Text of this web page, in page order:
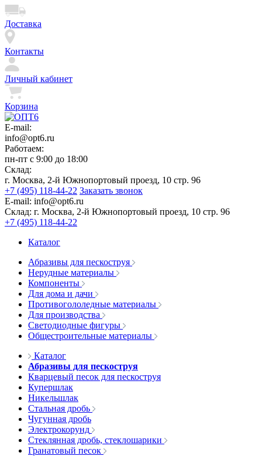
Доставка
Контакты
Личный кабинет
Корзина
E-mail:
info@opt6.ru
Работаем:
пн-пт с 9:00 до 18:00
Склад:
г. Москва, 2-й Южнопортовый проезд, 10 стр. 96
+7 (495) 118-44-22 Заказать звонок
E-mail: info@opt6.ru
Склад: г. Москва, 2-й Южнопортовый проезд, 10 стр. 96
+7 (495) 118-44-22
Каталог
Абразивы для пескоструя
Нерудные материалы
Компоненты
Для дома и дачи
Противогололедные материалы
Для производства
Светодиодные фигуры
Общестроительные материалы
Каталог
Абразивы для пескоструя
Кварцевый песок для пескоструя
Купершлак
Никельшлак
Стальная дробь
Чугунная дробь
Электрокорунд
Стеклянная дробь, стеклошарики
Гранатовый песок